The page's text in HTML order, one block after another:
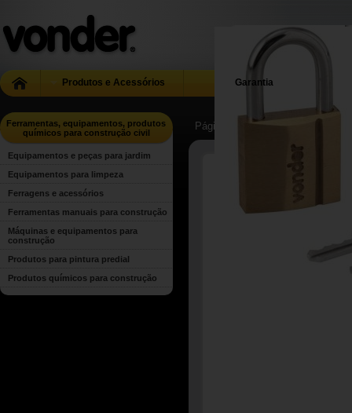
Produtos e Acessórios Garantia
Ferramentas, equipamentos, produtos
químicos para construção civil
Equipamentos e peças para jardim
Equipamentos para limpeza
Ferragens e acessórios
Ferramentas manuais para construção
Máquinas e equipamentos para
construção
Produtos para pintura predial
Produtos químicos para construção
Página Inicial